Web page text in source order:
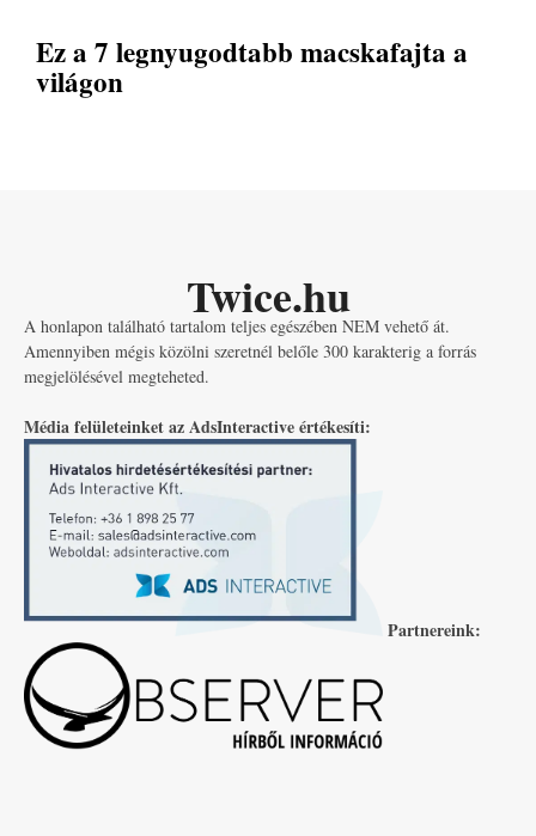
Ez a 7 legnyugodtabb macskafajta a
világon
Twice.hu
A honlapon található tartalom teljes egészében NEM vehető át.
Amennyiben mégis közölni szeretnél belőle 300 karakterig a forrás
megjelölésével megteheted.
Média felületeinket az AdsInteractive értékesíti:
Partnereink: